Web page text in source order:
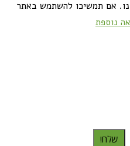
אם תמשיכו להשתמש באתר
נוספת
שלח!